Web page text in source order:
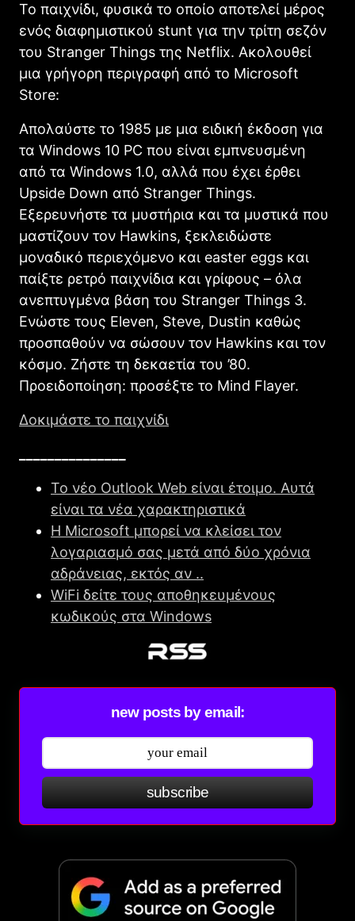
Το παιχνίδι, φυσικά το οποίο αποτελεί μέρος
ενός διαφημιστικού stunt για την τρίτη σεζόν
του Stranger Things της Netflix. Ακολουθεί
μια γρήγορη περιγραφή από το Microsoft
Store:
Απολαύστε το 1985 με μια ειδική έκδοση για
τα Windows 10 PC που είναι εμπνευσμένη
από τα Windows 1.0, αλλά που έχει έρθει
Upside Down από Stranger Things.
Εξερευνήστε τα μυστήρια και τα μυστικά που
μαστίζουν τον Hawkins, ξεκλειδώστε
μοναδικό περιεχόμενο και easter eggs και
παίξτε ρετρό παιχνίδια και γρίφους – όλα
ανεπτυγμένα βάση του Stranger Things 3.
Ενώστε τους Eleven, Steve, Dustin καθώς
προσπαθούν να σώσουν τον Hawkins και τον
κόσμο. Ζήστε τη δεκαετία του ’80.
Προειδοποίηση: προσέξτε το Mind Flayer.
Δοκιμάστε το παιχνίδι
Το νέο Outlook Web είναι έτοιμο. Αυτά
είναι τα νέα χαρακτηριστικά
Η Microsoft μπορεί να κλείσει τον
λογαριασμό σας μετά από δύο χρόνια
αδράνειας, εκτός αν ..
WiFi δείτε τους αποθηκευμένους
κωδικούς στα Windows
new posts by email:
subscribe